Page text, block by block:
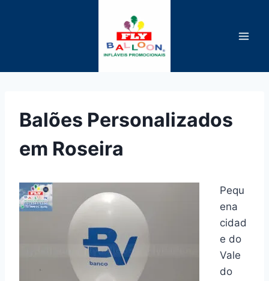
Balões Personalizados
em Roseira
Pequ
ena
cidad
e do
Vale
do